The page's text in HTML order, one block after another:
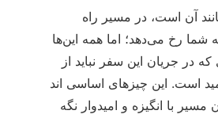
آن است، در مسیر راه
شما رخ می‌دهد؛ اما همه این‌ها
در جریان این سفر نباید از
است. این چیزهای اساسی اند
با انگیزه و امیدوار نگه